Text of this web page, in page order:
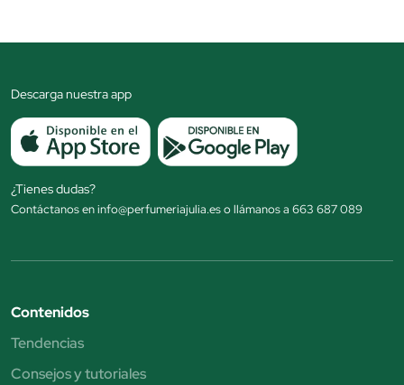
Descarga nuestra app
¿Tienes dudas?
Contáctanos en info@perfumeriajulia.es o llámanos a 663 687 089
Contenidos
Tendencias
Consejos y tutoriales